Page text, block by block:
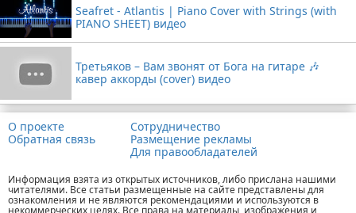
Seafret - Atlantis | Piano Cover with Strings (with
PIANO SHEET) видео
Третьяков – Вам звонят от Бога на гитаре 🎶
кавер аккорды (cover) видео
О проекте
Обратная связь
Сотрудничество
Размещение рекламы
Для правообладателей
Информация взята из открытых источников, либо прислана нашими
читателями. Все статьи размещенные на сайте представлены для
ознакомления и не являются рекомендациями и используются в
некоммерческих целях. Все права на материалы, изображения и